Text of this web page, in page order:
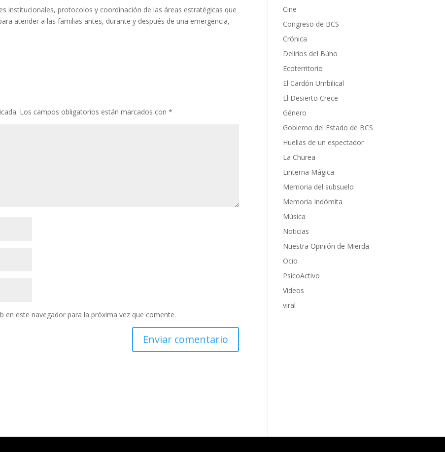
institucionales, protocolos y coordinación de las áreas estratégicas que
atender a las familias antes, durante y después de una emergencia,
Los campos obligatorios están marcados con*
en este navegador para la próxima vez que comente.
Cine
Congreso de BCS
Crónica
Delirios del Búho
Ecoterritorio
El Cardón Umbilical
El Desierto Crece
Género
Gobierno del Estado de BCS
Huellas de un espectador
La Churea
Linterna Mágica
Memoria del subsuelo
Memoria Indómita
Música
Noticias
Nuestra Opinión de Mierda
Ocio
PsicoActivo
Videos
viral